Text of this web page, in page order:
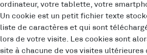
ordinateur, votre tablette, votre
Un cookie est un petit fichier texte
liste de caractères et qui sont
lors de votre visite. Les cookies sont
site à chacune de vos visites ultérieures